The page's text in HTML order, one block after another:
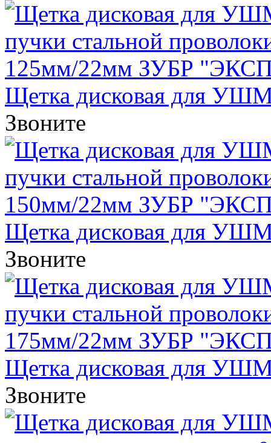
Щетка дисковая для
Звоните
Щетка дисковая для
Звоните
Щетка дисковая для
Звоните